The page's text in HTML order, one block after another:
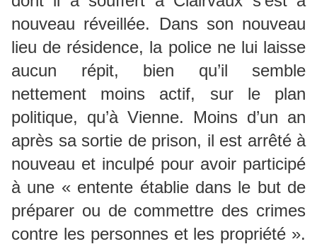
nouveau réveillée. Dans son nouveau
lieu de résidence, la police ne lui laisse
aucun répit, bien qu’il semble
nettement moins actif, sur le plan
politique, qu’à Vienne. Moins d’un an
après sa sortie de prison, il est arrêté à
nouveau et inculpé pour avoir participé
à une « entente établie dans le but de
préparer ou de commettre des crimes
contre les personnes et les propriété ».